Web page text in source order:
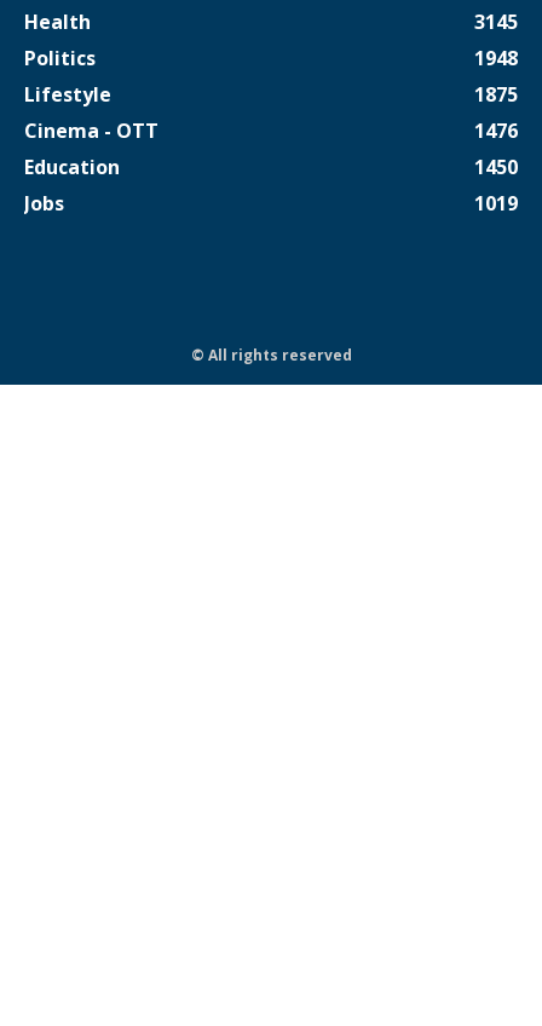
Health
3145
Politics
1948
Lifestyle
1875
Cinema - OTT
1476
Education
1450
Jobs
1019
© All rights reserved